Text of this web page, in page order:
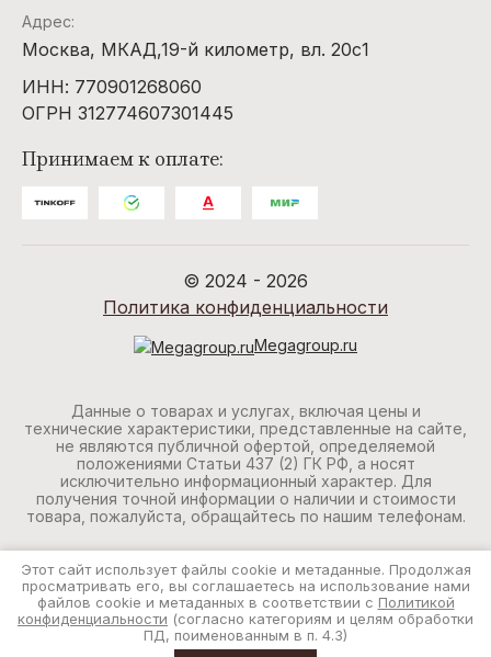
Адрес:
Москва, МКАД,19-й километр, вл. 20с1
ИНН: 770901268060
ОГРН 312774607301445
Принимаем к оплате:
© 2024 - 2026
Политика конфиденциальности
Megagroup.ru
Данные о товарах и услугах, включая цены и
технические характеристики, представленные на сайте,
не являются публичной офертой, определяемой
положениями Статьи 437 (2) ГК РФ, а носят
исключительно информационный характер. Для
получения точной информации о наличии и стоимости
товара, пожалуйста, обращайтесь по нашим телефонам.
Этот сайт использует файлы cookie и метаданные. Продолжая
просматривать его, вы соглашаетесь на использование нами
файлов cookie и метаданных в соответствии с Политикой
конфиденциальности (согласно категориям и целям обработки
ПД, поименованным в п. 4.3)